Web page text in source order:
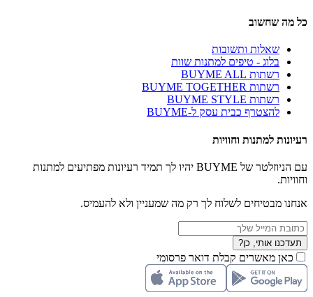
כל מה שחשוב
שאלות ותשובות
בלוג - טיפים למתנות שוות
רשתות BUYME ALL
רשתות BUYME TOGETHER
רשתות BUYME STYLE
להצטרף כבית עסק ל-BUYME
רעיונות למתנות וחוויות
עם הניוזלטר של BUYME יהיו לך תמיד רעיונות מפתיעים למתנות
וחוויות.
אנחנו מבטיחים לשלוח לך רק מה שמעניין ולא להעמיס.
תעדכנו אותי, כן?
כאן מאשרים קבלת דואר פרסומי